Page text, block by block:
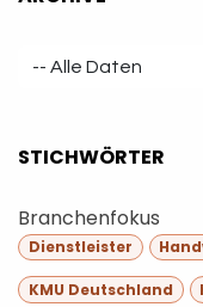
STICHWÖRTER
Branchenfokus
Dienstleister
KMU Deutschland